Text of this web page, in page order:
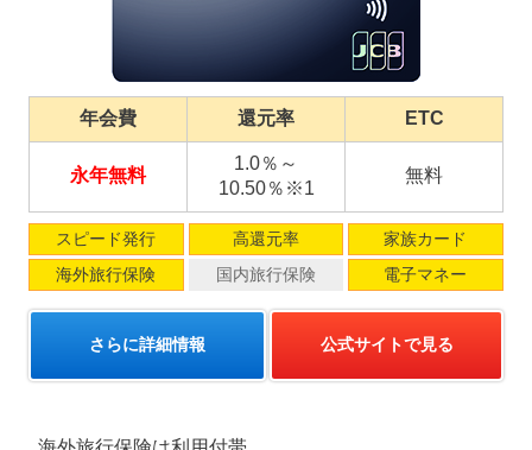
年会費 還元率 ETC
永年無料
1.0％～
10.50％※1
無料
スピード発行 高還元率
家族カード
海外旅行保険
国内旅行保険 電子マネー
さらに詳細情報 公式サイトで見る